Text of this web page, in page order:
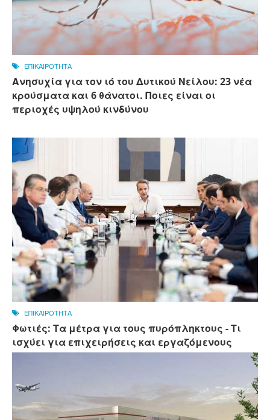
ΕΠΙΚΑΙΡΟΤΗΤΑ
Ανησυχία για τον ιό του Δυτικού Νείλου: 23 νέα
κρούσματα και 6 θάνατοι. Ποιες είναι οι
περιοχές υψηλού κινδύνου
ΕΠΙΚΑΙΡΟΤΗΤΑ
Φωτιές: Τα μέτρα για τους πυρόπληκτους - Τι
ισχύει για επιχειρήσεις και εργαζόμενους